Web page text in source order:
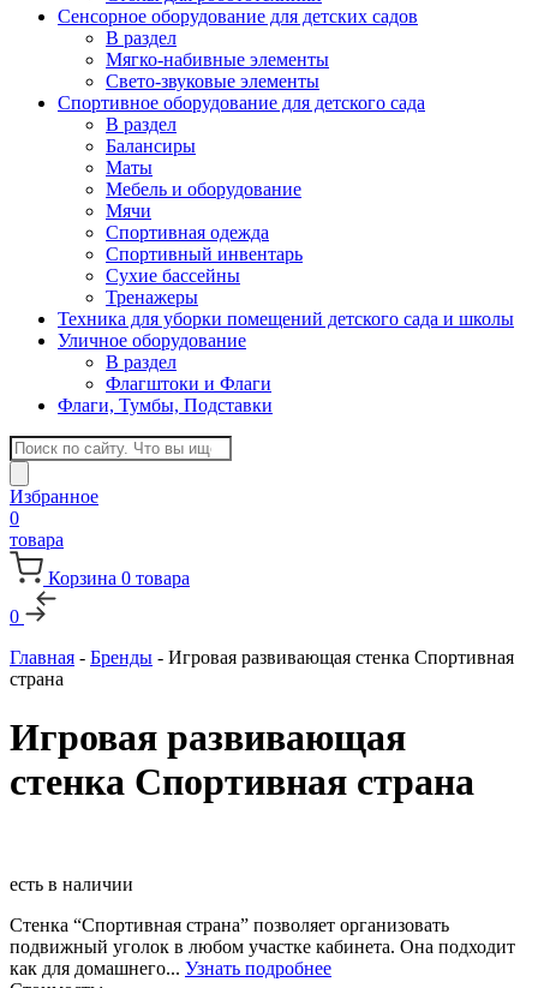
Сенсорное оборудование для детских садов
В раздел
Мягко-набивные элементы
Свето-звуковые элементы
Спортивное оборудование для детского сада
В раздел
Балансиры
Маты
Мебель и оборудование
Мячи
Спортивная одежда
Спортивный инвентарь
Сухие бассейны
Тренажеры
Техника для уборки помещений детского сада и школы
Уличное оборудование
В раздел
Флагштоки и Флаги
Флаги, Тумбы, Подставки
Поиск
товаров
Избранное
0
товара
Корзина 0 товара
0
Главная - Бренды - Игровая развивающая стенка Спортивная
страна
Игровая развивающая
стенка Спортивная страна
есть в наличии
Стенка “Спортивная страна” позволяет организовать
подвижный уголок в любом участке кабинета. Она подходит
как для домашнего... Узнать подробнее